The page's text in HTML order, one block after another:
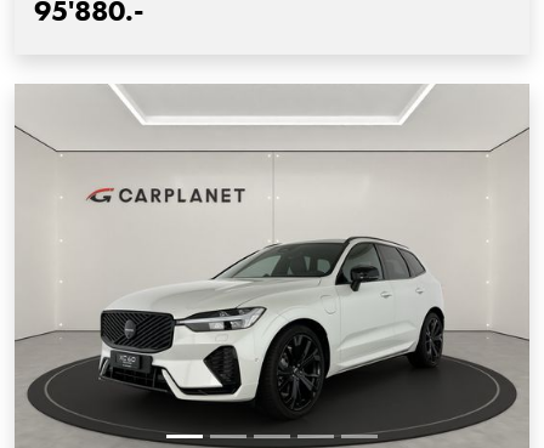
95'880.-